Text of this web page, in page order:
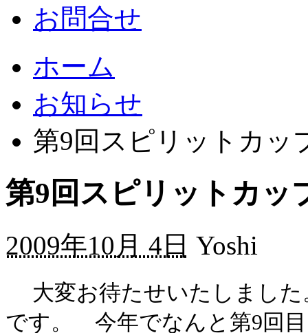
お問合せ
ホーム
お知らせ
第9回スピリットカッ
第9回スピリットカッ
2009年10月 4日 Yoshi
大変お待たせいたしまし
です。 今年でなんと第9回